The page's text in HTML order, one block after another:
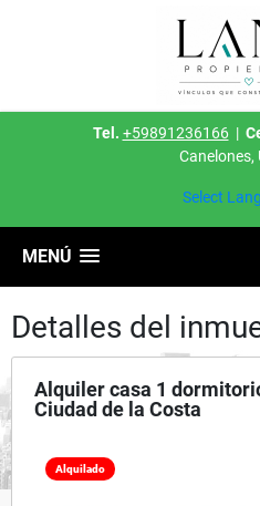
Tel. +59891236166|
Canelones,
Select
MENÚ
Detalles del
Alquiler casa 1
Ciudad de la Costa
Alquilado